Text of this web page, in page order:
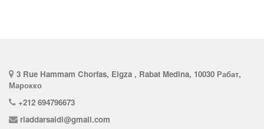
3 Rue Hammam Chorfas, Elgza , Rabat Medina, 10030 Рабат,
Марокко
+212 694796673
riaddarsaidi@gmail.com